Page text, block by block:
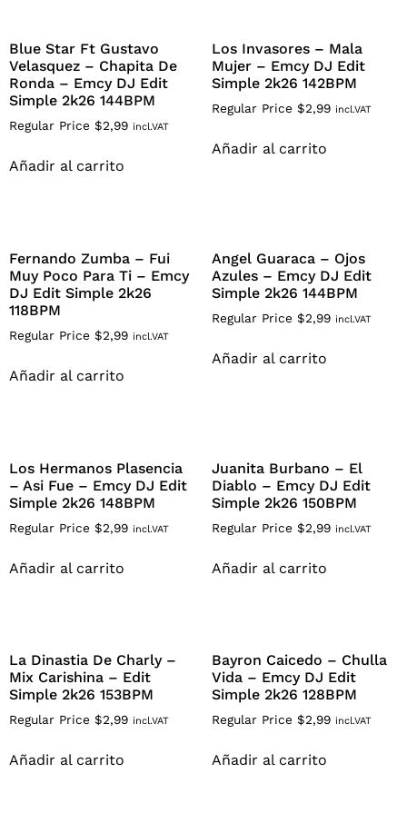
Blue Star Ft Gustavo
Velasquez – Chapita De
Ronda – Emcy DJ Edit
Simple 2k26 144BPM
Regular Price $2,99 incl.VAT
Añadir al carrito
Los Invasores – Mala
Mujer – Emcy DJ Edit
Simple 2k26 142BPM
Regular Price $2,99 incl.VAT
Añadir al carrito
Fernando Zumba – Fui
Muy Poco Para Ti – Emcy
DJ Edit Simple 2k26
118BPM
Regular Price $2,99 incl.VAT
Añadir al carrito
Angel Guaraca – Ojos
Azules – Emcy DJ Edit
Simple 2k26 144BPM
Regular Price $2,99 incl.VAT
Añadir al carrito
Los Hermanos Plasencia
– Asi Fue – Emcy DJ Edit
Simple 2k26 148BPM
Regular Price $2,99 incl.VAT
Añadir al carrito
Juanita Burbano – El
Diablo – Emcy DJ Edit
Simple 2k26 150BPM
Regular Price $2,99 incl.VAT
Añadir al carrito
La Dinastia De Charly –
Mix Carishina – Edit
Simple 2k26 153BPM
Regular Price $2,99 incl.VAT
Añadir al carrito
Bayron Caicedo – Chulla
Vida – Emcy DJ Edit
Simple 2k26 128BPM
Regular Price $2,99 incl.VAT
Añadir al carrito